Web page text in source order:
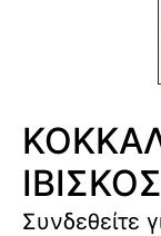
ΙΒΙΣΚΟΣ
Συνδεθείτε